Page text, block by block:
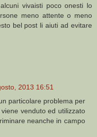
vivaisti poco onesti lo
meno attente o meno
bel post li aiuti ad evitare
2013 16:51
particolare problema per
venduto ed utilizzato
neanche in campo